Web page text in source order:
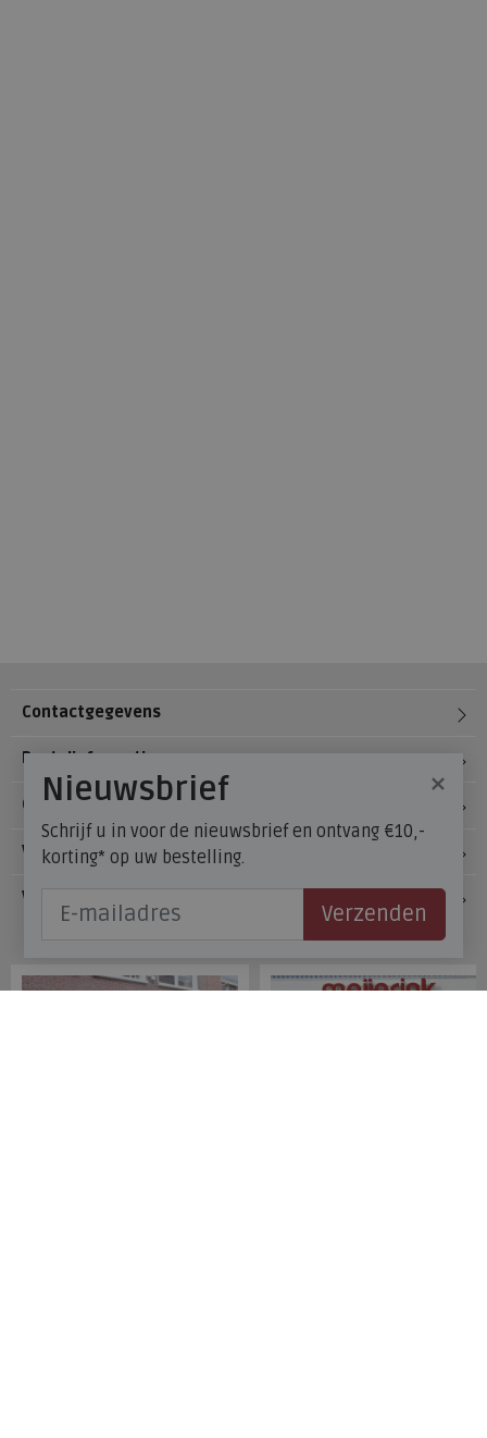
Contactgegevens
Bestelinformatie
Over Meijerink Schoenen
Voetzorg
Veelgestelde vragen
×
Nieuwsbrief
Schrijf u in voor de nieuwsbrief en ontvang €10,-
korting* op uw bestelling.
Verzenden